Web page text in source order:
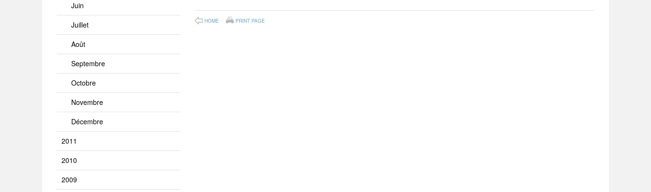
Juin
Juillet
Août
Septembre
Octobre
Novembre
Décembre
2011
2010
2009
HOME PRINT PAGE